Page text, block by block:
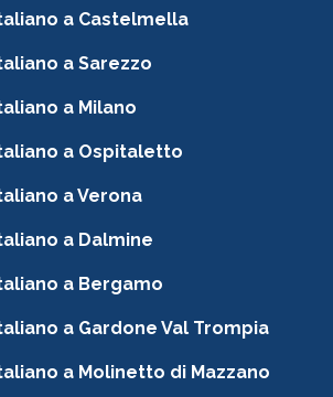
a Castelmella
a Sarezzo
a Milano
a Ospitaletto
a Verona
a Dalmine
a Bergamo
a Gardone Val Trompia
a Molinetto di Mazzano